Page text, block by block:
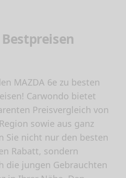
MAZDA 6e zu besten
Carwondo bietet
Preisvergleich von
sowie aus ganz
Sie nicht nur den besten
Rabatt, sondern
die jungen Gebrauchten